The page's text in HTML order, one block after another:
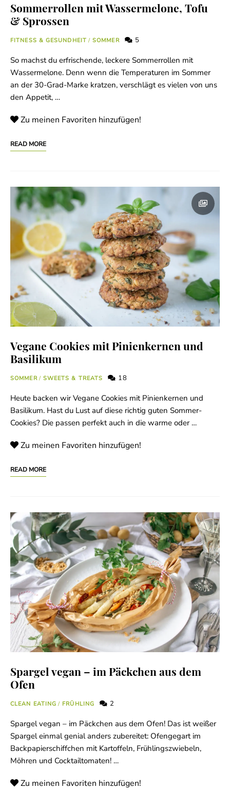
Sommerrollen mit Wassermelone, Tofu
& Sprossen
FITNESS & GESUNDHEIT / SOMMER 5
So machst du erfrischende, leckere Sommerrollen mit
Wassermelone. Denn wenn die Temperaturen im Sommer
an der 30-Grad-Marke kratzen, verschlägt es vielen von uns
den Appetit, …
Zu meinen Favoriten hinzufügen!
READ MORE
Vegane Cookies mit Pinienkernen und
Basilikum
SOMMER/ SWEETS & TREATS 18
Heute backen wir Vegane Cookies mit Pinienkernen und
Basilikum. Hast du Lust auf diese richtig guten Sommer-
Cookies? Die passen perfekt auch in die warme oder …
Zu meinen Favoriten hinzufügen!
READ MORE
Spargel vegan – im Päckchen aus dem
Ofen
CLEAN EATING / FRÜHLING 2
Spargel vegan – im Päckchen aus dem Ofen! Das ist weißer
Spargel einmal genial anders zubereitet: Ofengegart im
Backpapierschiffchen mit Kartoffeln, Frühlingszwiebeln,
Möhren und Cocktailtomaten! …
Zu meinen Favoriten hinzufügen!